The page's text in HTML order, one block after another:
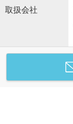
取扱会社